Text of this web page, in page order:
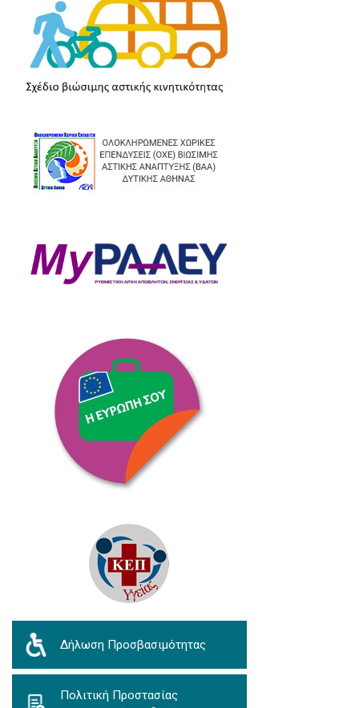
Δήλωση Προσβασιμότητας
Πολιτική Προστασίας